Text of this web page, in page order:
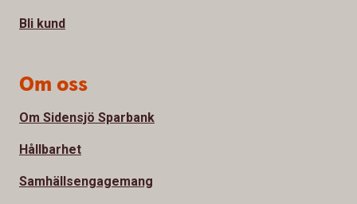
Bli kund
Om oss
Om Sidensjö Sparbank
Hållbarhet
Samhällsengagemang